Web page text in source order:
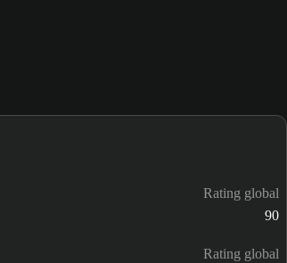
Rating global
90
Rating global